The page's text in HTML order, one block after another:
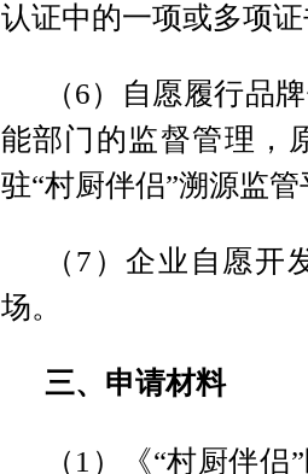
认证中的一项或多项
（6）自愿履行品
能部门的监督管理，
驻“村厨伴侣”溯源监
（7）企业自愿开
场。
三、申请材料
（1）《“村厨伴